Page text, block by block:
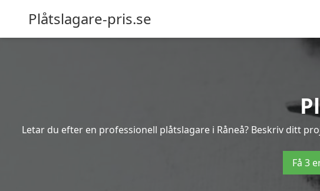
Plåtslagare-pris.se
Letar du efter en professionell plåtslagare i Råneå? Beskriv ditt
Få 3